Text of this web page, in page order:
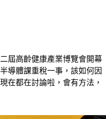
屆高齡健康產業博覽會開幕
導體課重稅一事，該如何因
在都在討論啦，會有方法，